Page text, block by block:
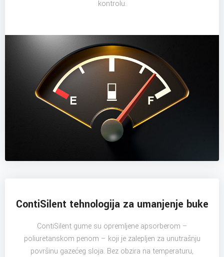
kontrolu.
ContiSilent tehnologija za umanjenje buke
ContiSilent gume su opremljene apsorberom –
poliuretanskom penom – koji je zalepljen za unutrašnju
površinu gazećeg sloja. Bez obzira na temperaturu,